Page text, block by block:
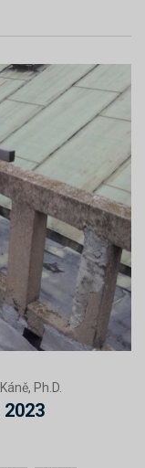
Ph.D.
2023